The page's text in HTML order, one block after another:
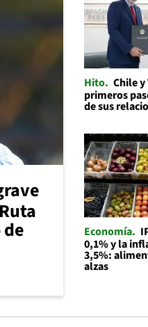
Hito Chile y
primeros
de sus
Economía
0,1% y la
3,5%:
alzas